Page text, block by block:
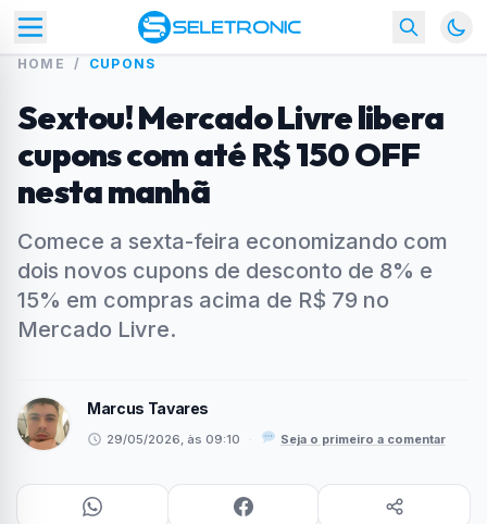
HOME / CUPONS
Sextou! Mercado Livre libera
cupons com até R$ 150 OFF
nesta manhã
Comece a sexta-feira economizando com
dois novos cupons de desconto de 8% e
15% em compras acima de R$ 79 no
Mercado Livre.
Marcus Tavares
29/05/2026, às 09:10 · Seja o primeiro a comentar